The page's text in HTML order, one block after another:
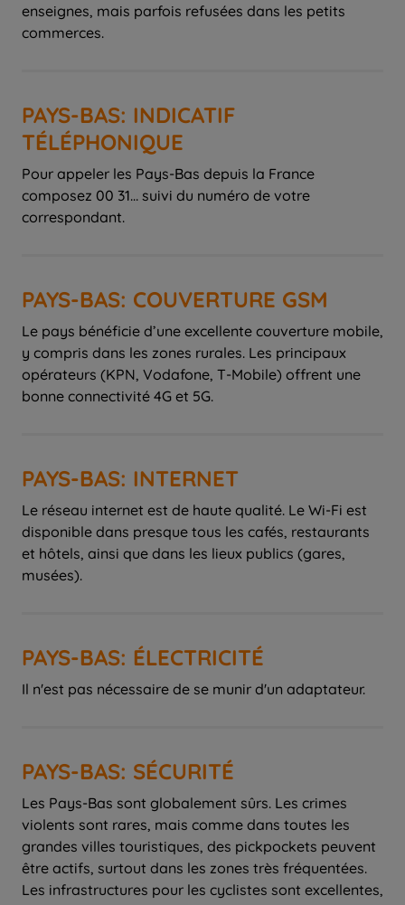
enseignes, mais parfois refusées dans les petits
commerces.
PAYS-BAS: INDICATIF
TÉLÉPHONIQUE
Pour appeler les Pays-Bas depuis la France
composez 00 31… suivi du numéro de votre
correspondant.
PAYS-BAS: COUVERTURE GSM
Le pays bénéficie d’une excellente couverture mobile,
y compris dans les zones rurales. Les principaux
opérateurs (KPN, Vodafone, T-Mobile) offrent une
bonne connectivité 4G et 5G.
PAYS-BAS: INTERNET
Le réseau internet est de haute qualité. Le Wi-Fi est
disponible dans presque tous les cafés, restaurants
et hôtels, ainsi que dans les lieux publics (gares,
musées).
PAYS-BAS: ÉLECTRICITÉ
Il n'est pas nécessaire de se munir d'un adaptateur.
PAYS-BAS: SÉCURITÉ
Les Pays-Bas sont globalement sûrs. Les crimes
violents sont rares, mais comme dans toutes les
grandes villes touristiques, des pickpockets peuvent
être actifs, surtout dans les zones très fréquentées.
Les infrastructures pour les cyclistes sont excellentes,